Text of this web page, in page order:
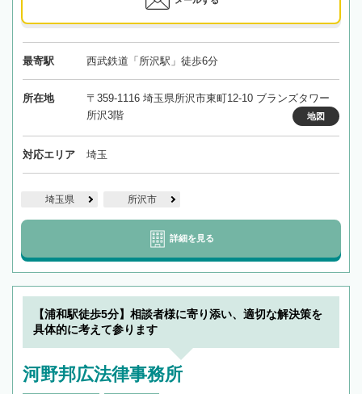
最寄駅 西武鉄道「所沢駅」徒歩6分
所在地
〒359-1116 埼玉県所沢市東町12-10 ブランズタワー
所沢3階
地図
対応エリア 埼玉
埼玉県 所沢市
詳細を見る
【浦和駅徒歩5分】相談者様に寄り添い、適切な解決策を
具体的に考えて参ります
河野邦広法律事務所